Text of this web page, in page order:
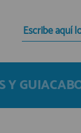
Quiero
Al crear
tienda
Y